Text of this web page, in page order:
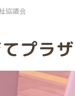
協議会
プラザ